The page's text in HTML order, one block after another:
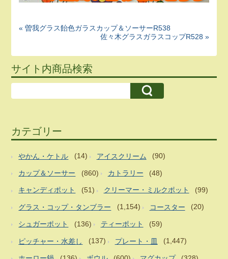
« 曽我グラス飴色ガラスカップ＆ソーサーR538
佐々木グラスガラスコップR528 »
サイト内商品検索
カテゴリー
やかん・ケトル (14) アイスクリーム (90)
カップ＆ソーサー (860) カトラリー (48)
キャンディポット (51) クリーマー・ミルクポット (99)
グラス・コップ・タンブラー (1,154) コースター (20)
シュガーポット (136) ティーポット (59)
ピッチャー・水差し (137) プレート・皿 (1,447)